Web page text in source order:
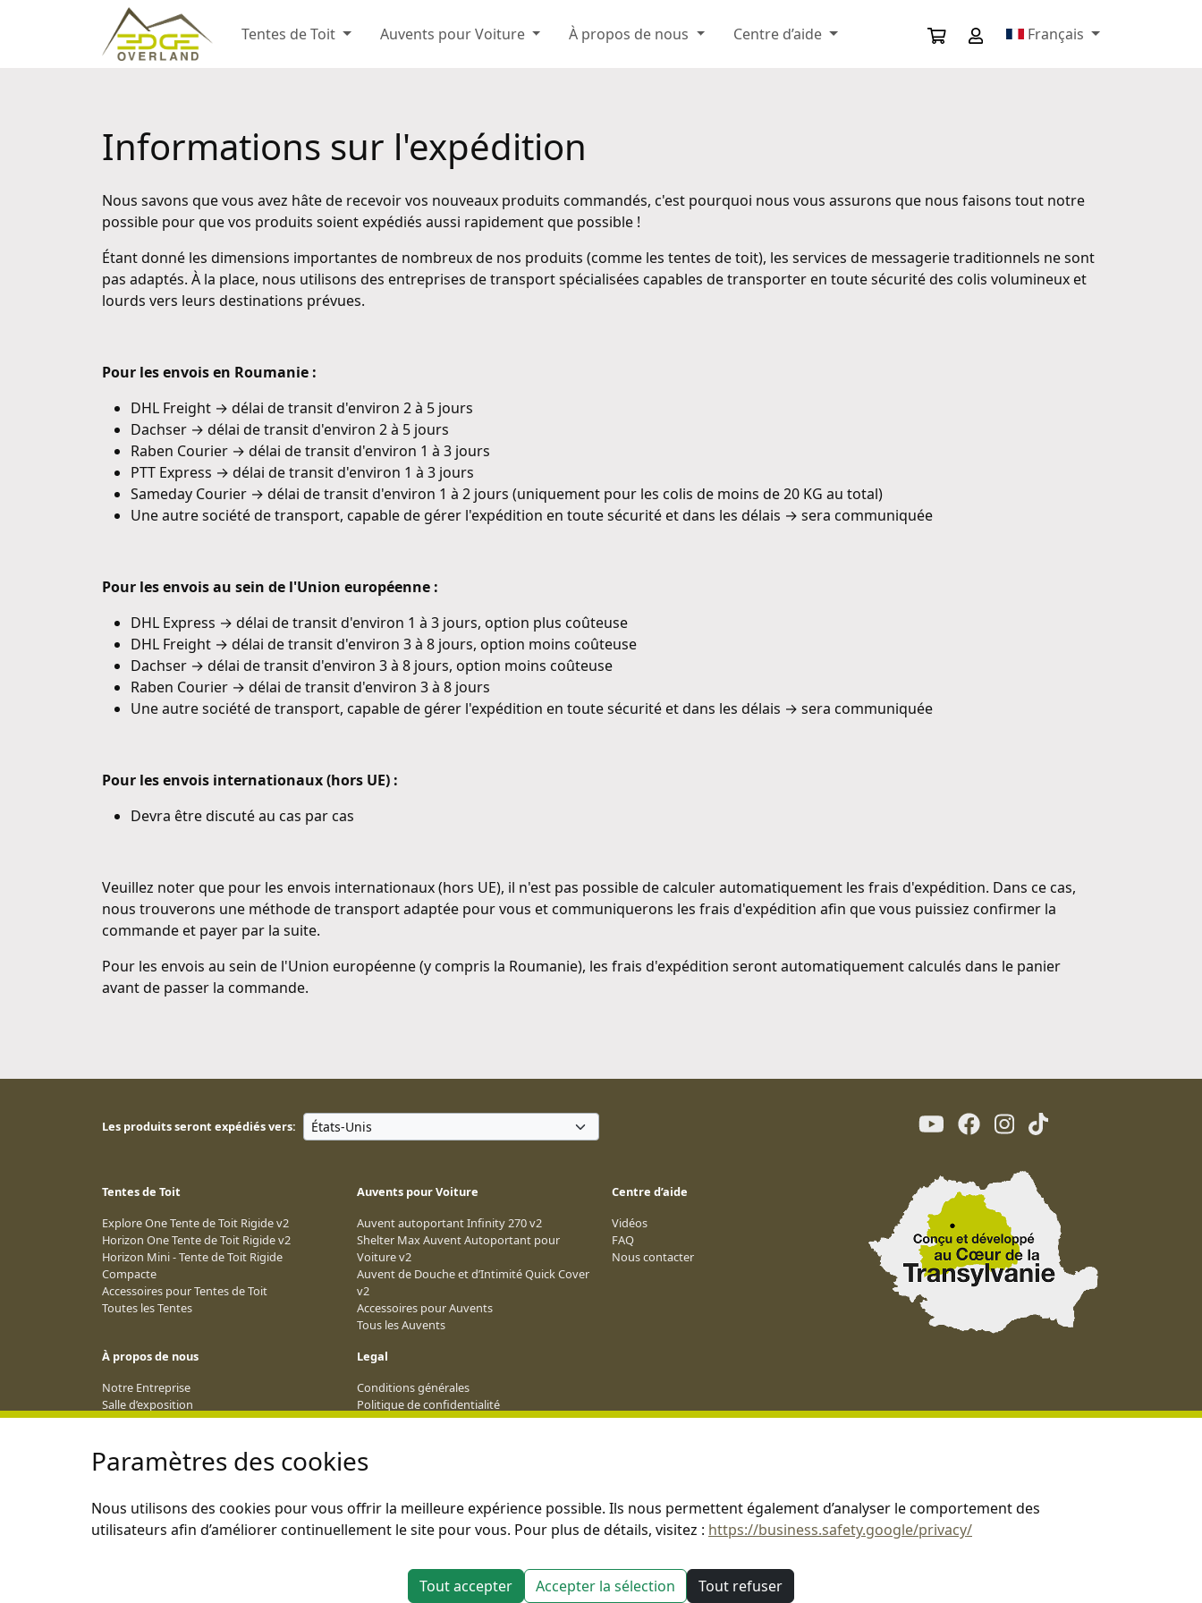
Paramètres des cookies
Nous utilisons des cookies pour vous offrir la meilleure expérience possible. Ils nous permettent également d’analyser le comportement des
utilisateurs afin d’améliorer continuellement le site pour vous. Pour plus de détails, visitez : https://business.safety.google/privacy/
Tout accepter Accepter la sélection Tout refuser
Tentes de Toit Auvents pour Voiture À propos de nous Centre d’aide Français
Informations sur l'expédition
Nous savons que vous avez hâte de recevoir vos nouveaux produits commandés, c'est pourquoi nous vous assurons que nous faisons tout notre
possible pour que vos produits soient expédiés aussi rapidement que possible !
Étant donné les dimensions importantes de nombreux de nos produits (comme les tentes de toit), les services de messagerie traditionnels ne sont
pas adaptés. À la place, nous utilisons des entreprises de transport spécialisées capables de transporter en toute sécurité des colis volumineux et
lourds vers leurs destinations prévues.
Pour les envois en Roumanie :
DHL Freight → délai de transit d'environ 2 à 5 jours
Dachser → délai de transit d'environ 2 à 5 jours
Raben Courier → délai de transit d'environ 1 à 3 jours
PTT Express → délai de transit d'environ 1 à 3 jours
Sameday Courier → délai de transit d'environ 1 à 2 jours (uniquement pour les colis de moins de 20 KG au total)
Une autre société de transport, capable de gérer l'expédition en toute sécurité et dans les délais → sera communiquée
Pour les envois au sein de l'Union européenne :
DHL Express → délai de transit d'environ 1 à 3 jours, option plus coûteuse
DHL Freight → délai de transit d'environ 3 à 8 jours, option moins coûteuse
Dachser → délai de transit d'environ 3 à 8 jours, option moins coûteuse
Raben Courier → délai de transit d'environ 3 à 8 jours
Une autre société de transport, capable de gérer l'expédition en toute sécurité et dans les délais → sera communiquée
Pour les envois internationaux (hors UE) :
Devra être discuté au cas par cas
Veuillez noter que pour les envois internationaux (hors UE), il n'est pas possible de calculer automatiquement les frais d'expédition. Dans ce cas,
nous trouverons une méthode de transport adaptée pour vous et communiquerons les frais d'expédition afin que vous puissiez confirmer la
commande et payer par la suite.
Pour les envois au sein de l'Union européenne (y compris la Roumanie), les frais d'expédition seront automatiquement calculés dans le panier
avant de passer la commande.
Les produits seront expédiés vers:
Tentes de Toit
Explore One Tente de Toit Rigide v2
Horizon One Tente de Toit Rigide v2
Horizon Mini - Tente de Toit Rigide
Compacte
Accessoires pour Tentes de Toit
Toutes les Tentes
Auvents pour Voiture
Auvent autoportant Infinity 270 v2
Shelter Max Auvent Autoportant pour
Voiture v2
Auvent de Douche et d’Intimité Quick Cover
v2
Accessoires pour Auvents
Tous les Auvents
Centre d’aide
Vidéos
FAQ
Nous contacter
À propos de nous
Notre Entreprise
Salle d’exposition
Réseau de Revendeurs
Calendrier des Événements 2026
Devenir Affilié
Legal
Conditions générales
Politique de confidentialité
Conditions Générales d’Affiliation
ANPC